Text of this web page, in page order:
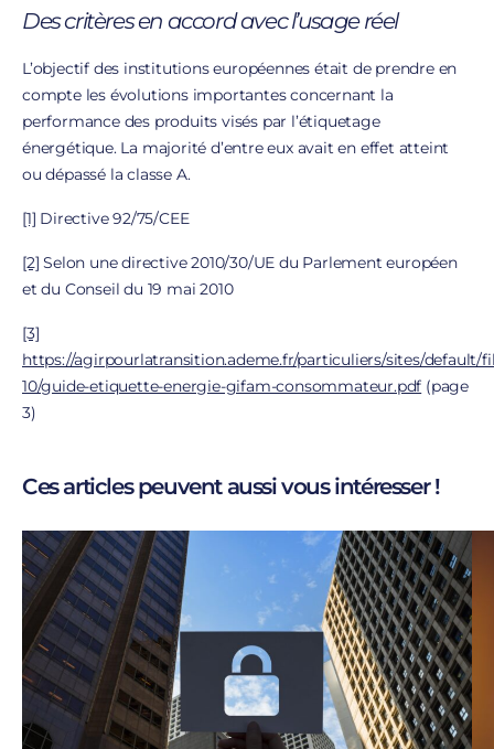
Des critères en accord avec l’usage réel
L’objectif des institutions européennes était de prendre en
compte les évolutions importantes concernant la
performance des produits visés par l’étiquetage
énergétique. La majorité d’entre eux avait en effet atteint
ou dépassé la classe A.
[1] Directive 92/75/CEE
[2] Selon une directive 2010/30/UE du Parlement européen
et du Conseil du 19 mai 2010
[3]
https://agirpourlatransition.ademe.fr/particuliers/sites/default/
10/guide-etiquette-energie-gifam-consommateur.pdf (page
3)
Ces articles peuvent aussi vous intéresser !